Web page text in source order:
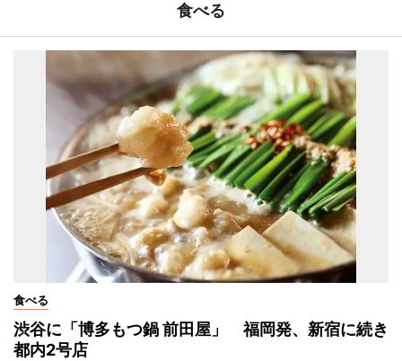
食べる
食べる
渋谷に「博多もつ鍋 前田屋」 福岡発、新宿に続き
都内2号店